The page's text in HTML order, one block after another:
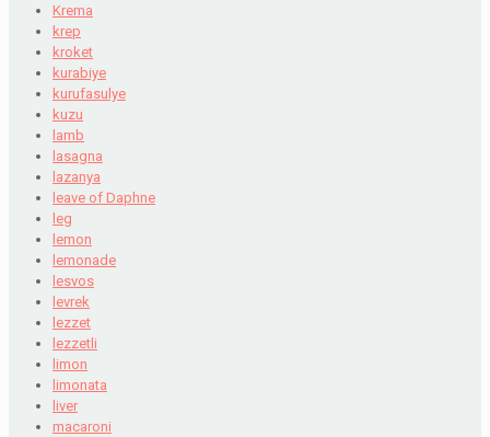
Krema
krep
kroket
kurabiye
kurufasulye
kuzu
lamb
lasagna
lazanya
leave of Daphne
leg
lemon
lemonade
lesvos
levrek
lezzet
lezzetli
limon
limonata
liver
macaroni